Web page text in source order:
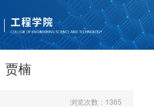
贾楠
浏览次数： 1365